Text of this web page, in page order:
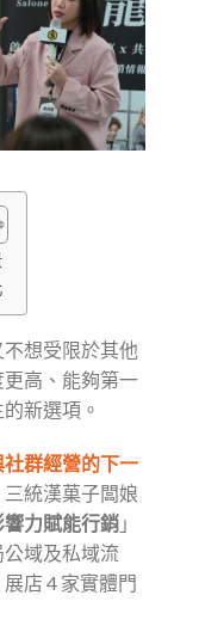
想受限於其他
高、能夠第一
新選項。
群經營的下一
三統漢菓子闆娘
響力賦能行銷 」
域及私域流
店 4 家實體門